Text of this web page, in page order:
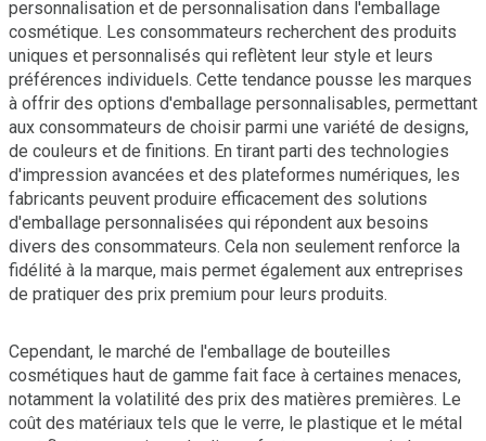
personnalisation et de personnalisation dans l'emballage
cosmétique. Les consommateurs recherchent des produits
uniques et personnalisés qui reflètent leur style et leurs
préférences individuels. Cette tendance pousse les marques
à offrir des options d'emballage personnalisables, permettant
aux consommateurs de choisir parmi une variété de designs,
de couleurs et de finitions. En tirant parti des technologies
d'impression avancées et des plateformes numériques, les
fabricants peuvent produire efficacement des solutions
d'emballage personnalisées qui répondent aux besoins
divers des consommateurs. Cela non seulement renforce la
fidélité à la marque, mais permet également aux entreprises
de pratiquer des prix premium pour leurs produits.
Cependant, le marché de l'emballage de bouteilles
cosmétiques haut de gamme fait face à certaines menaces,
notamment la volatilité des prix des matières premières. Le
coût des matériaux tels que le verre, le plastique et le métal